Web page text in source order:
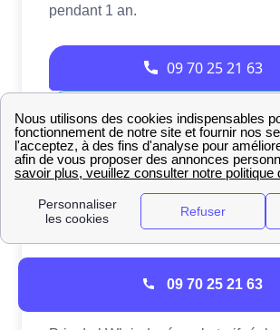
09 70 25 21 63